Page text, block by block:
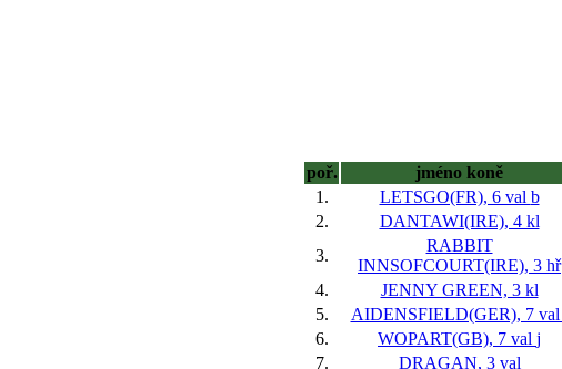
poř.
jméno koně
1.
LETSGO(FR), 6 val b
2.
DANTAWI(IRE), 4 kl
3.
RABBIT
INNSOFCOURT(IRE), 3 hř
4.
JENNY GREEN, 3 kl
5.
AIDENSFIELD(GER), 7 val
6.
WOPART(GB), 7 val j
7.
DRAGAN, 3 val